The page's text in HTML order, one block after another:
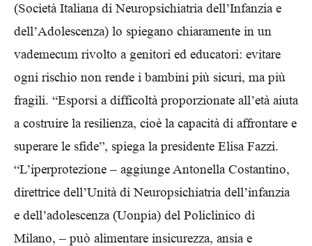
(Società Italiana di Neuropsichiatria dell’Infanzia e
dell’Adolescenza) lo spiegano chiaramente in un
vademecum rivolto a genitori ed educatori: evitare
ogni rischio non rende i bambini più sicuri, ma più
fragili. “Esporsi a difficoltà proporzionate all’età aiuta
a costruire la resilienza, cioè la capacità di affrontare e
superare le sfide”, spiega la presidente Elisa Fazzi.
“L’iperprotezione – aggiunge Antonella Costantino,
direttrice dell’Unità di Neuropsichiatria dell’infanzia
e dell’adolescenza (Uonpia) del Policlinico di
Milano, – può alimentare insicurezza, ansia e